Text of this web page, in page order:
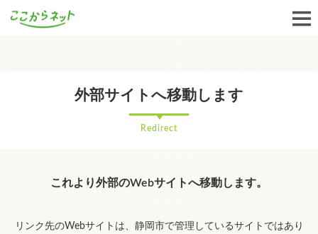
外部サイトへ移動します
Redirect
これより外部のWebサイトへ移動します。
リンク先のWebサイトは、静岡市で管理しているサイトではあり